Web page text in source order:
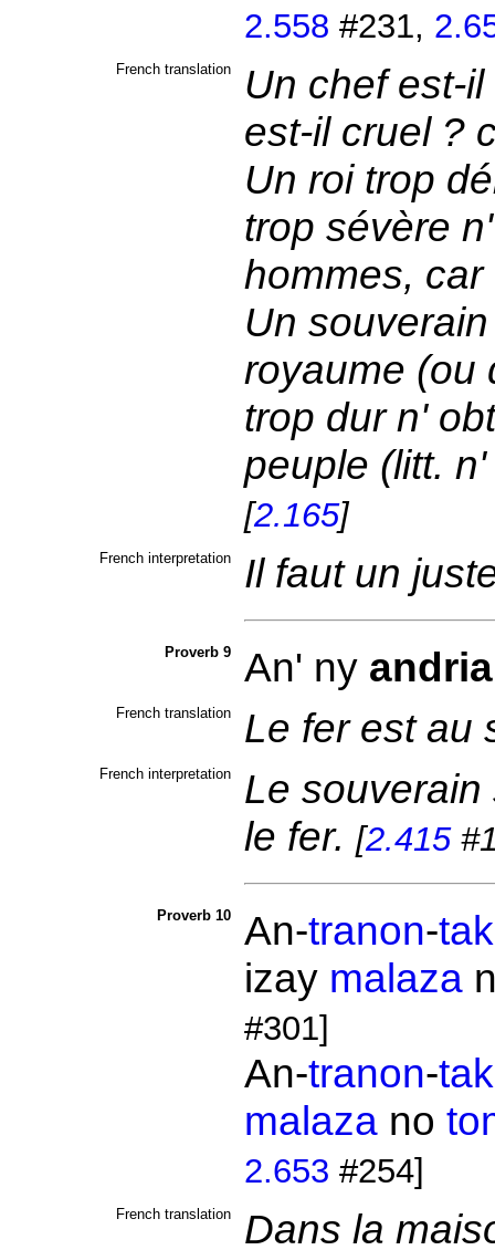
2.558 #231,
French translation
Un chef est-
est-il cruel ?
Un roi trop
trop sévère
hommes,
Un
royaume (ou
trop dur n'
peuple (litt.
[2.165]
French interpretation Il faut un
Proverb 9 An' ny
French translation Le fer est au
French interpretation
Le souverain
le fer. [2.415
Proverb 10 An-tranon-
izay malaza
#301]
An-tranon-
malazano
2.653 #254]
French translation
Dans la